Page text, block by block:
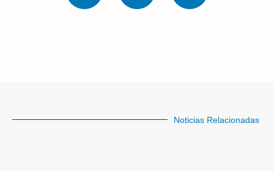
Noticias Relacionadas